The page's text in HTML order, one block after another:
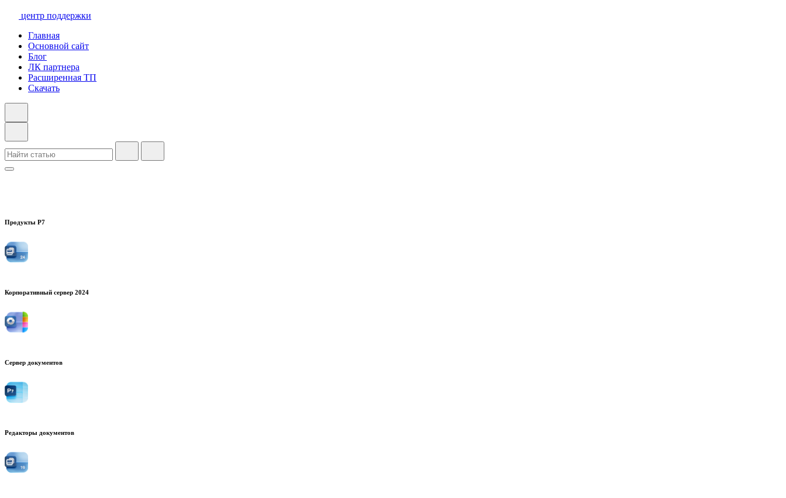
центр поддержки
Главная
Основной сайт
Блог
ЛК партнера
Расширенная ТП
Скачать
Продукты Р7
Корпоративный сервер 2024
Сервер документов
Редакторы документов